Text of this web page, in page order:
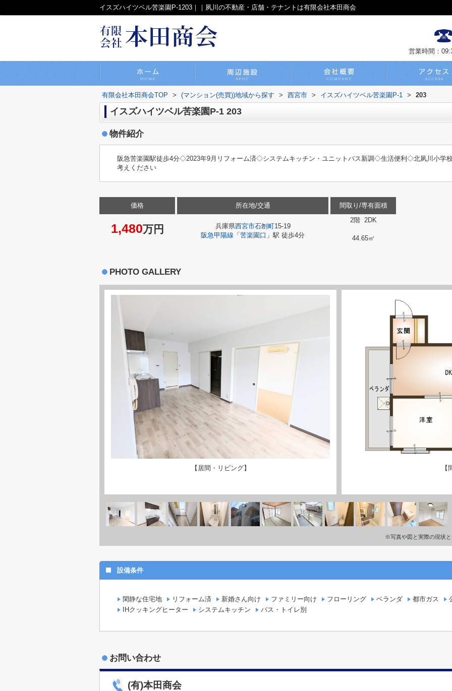
イスズハイツベル苦楽園P-1203｜｜夙川の不動産・店舗・テナントは有限会社本田商会
営業時間：
有限会社本田商会TOP > (マンション(売買))地域から探す > 西宮市 > イスズハイツベル苦楽園P-1 > 203
イスズハイツベル苦楽園P-1 203
物件紹介
阪急苦楽園駅徒歩4分◇2023年9月リフォーム済◇システムキッチン・ユニットバス新調◇生活便利◇北夙川小学
考えください
価格
1,480万円
所在地/交通
兵庫県西宮市石刎町15-19
阪急甲陽線 「 苦楽園口 」駅 徒歩4分
間取り/専有面積
2階 2DK
44.65㎡
PHOTO GALLERY
【居間・リビング】 【
※写真や図と実際の現状
設備条件
閑静な住宅地 リフォーム済 新婚さん向け ファミリー向け フローリング ベランダ 都市ガス
IHクッキングヒーター
システムキッチン バス・トイレ別
お問い合わせ
(有)本田商会